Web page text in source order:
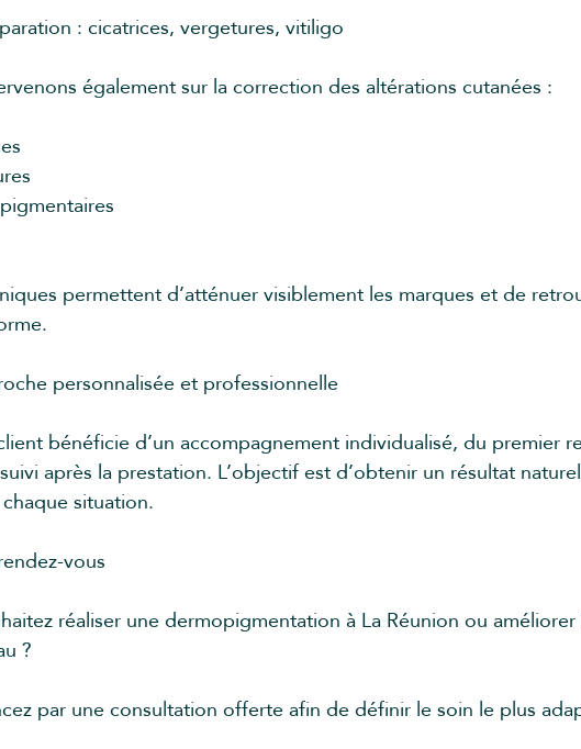
: cicatrices, vergetures, vitiligo
également sur la correction des altérations cutanées :
permettent d’atténuer visiblement les marques et de
personnalisée et professionnelle
bénéficie d’un accompagnement individualisé, du premier
après la prestation. L’objectif est d’obtenir un résultat
situation.
vous
réaliser une dermopigmentation à La Réunion ou
?
par une consultation offerte afin de définir le soin le plus